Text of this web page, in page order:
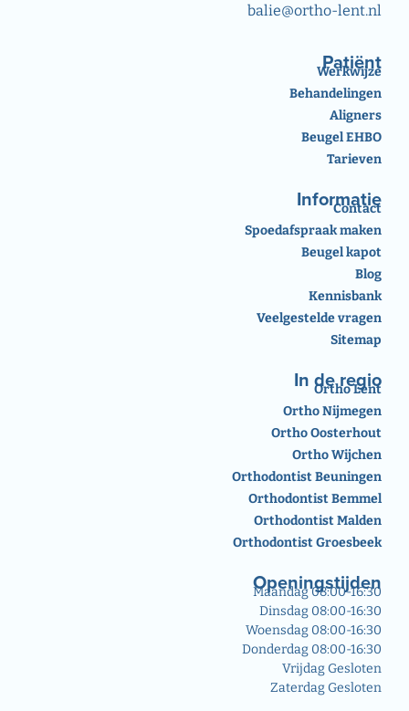
balie@ortho-lent.nl
Patiënt
Werkwijze
Behandelingen
Aligners
Beugel EHBO
Tarieven
Informatie
Contact
Spoedafspraak maken
Beugel kapot
Blog
Kennisbank
Veelgestelde vragen
Sitemap
In de regio
Ortho Lent
Ortho Nijmegen
Ortho Oosterhout
Ortho Wijchen
Orthodontist Beuningen
Orthodontist Bemmel
Orthodontist Malden
Orthodontist Groesbeek
Openingstijden
Maandag 08:00-16:30
Dinsdag 08:00-16:30
Woensdag 08:00-16:30
Donderdag 08:00-16:30
Vrijdag Gesloten
Zaterdag Gesloten